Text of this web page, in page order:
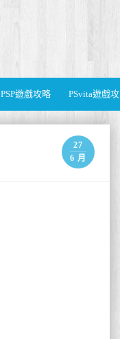
PSP遊戲攻略 PSvita遊戲
27
6 月